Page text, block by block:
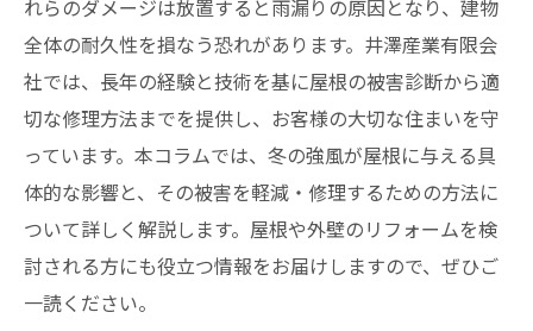
れらのダメージは放置すると雨漏りの原因となり、建物
全体の耐久性を損なう恐れがあります。井澤産業有限会
社では、長年の経験と技術を基に屋根の被害診断から適
切な修理方法までを提供し、お客様の大切な住まいを守
っています。本コラムでは、冬の強風が屋根に与える具
体的な影響と、その被害を軽減・修理するための方法に
ついて詳しく解説します。屋根や外壁のリフォームを検
討される方にも役立つ情報をお届けしますので、ぜひご
一読ください。